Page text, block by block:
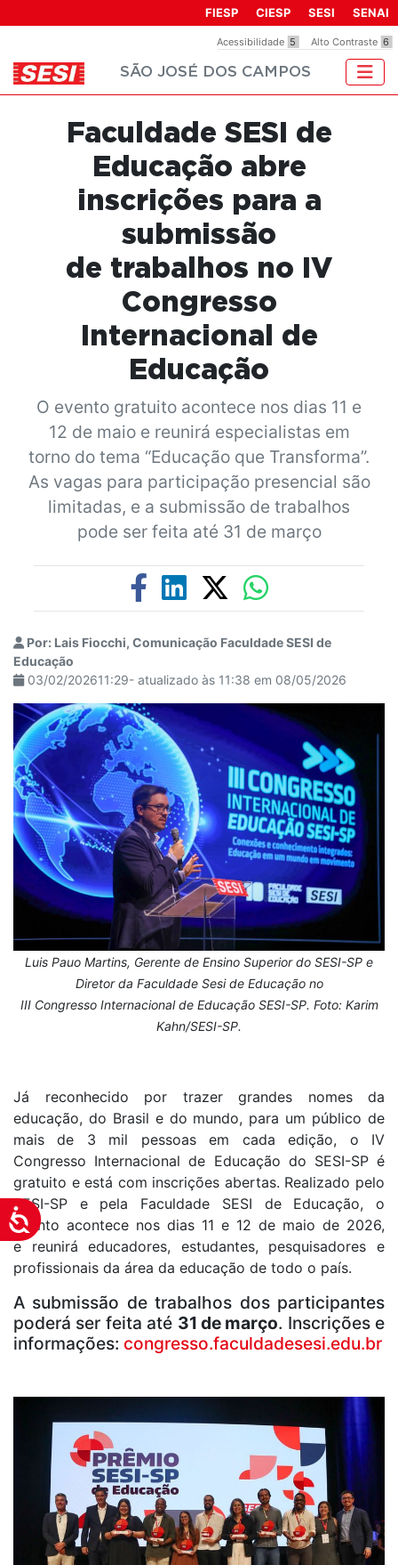
inclui
um
acessibilidade.
Acessibilidade
Acessibilidade 5 Alto Contraste 6
FIESP CIESP SESI SENAI
SÃO JOSÉ DOS CAMPOS
Faculdade SESI de
Educação abre
inscrições para a
submissão
de trabalhos no IV
Congresso
Internacional de
Educação
O evento gratuito acontece nos dias 11 e
12 de maio e reunirá especialistas em
torno do tema “Educação que Transforma”.
As vagas para participação presencial são
limitadas, e a submissão de trabalhos
pode ser feita até 31 de março
Por: Lais Fiocchi, Comunicação Faculdade SESI de
Educação
03/02/202611:29- atualizado às 11:38 em 08/05/2026
Luis Pauo Martins, Gerente de Ensino Superior do SESI-SP e
Diretor da Faculdade Sesi de Educação no
III Congresso Internacional de Educação SESI-SP. Foto: Karim
Kahn/SESI-SP.
Já reconhecido por trazer grandes nomes da
educação, do Brasil e do mundo, para um público de
mais de 3 mil pessoas em cada edição, o IV
Congresso Internacional de Educação do SESI-SP é
gratuito e está com inscrições abertas. Realizado pelo
SESI-SP e pela Faculdade SESI de Educação, o
evento acontece nos dias 11 e 12 de maio de 2026,
e reunirá educadores, estudantes, pesquisadores e
profissionais da área da educação de todo o país.
A submissão de trabalhos dos participantes
poderá ser feita até 31 de março. Inscrições e
informações: congresso.faculdadesesi.edu.br